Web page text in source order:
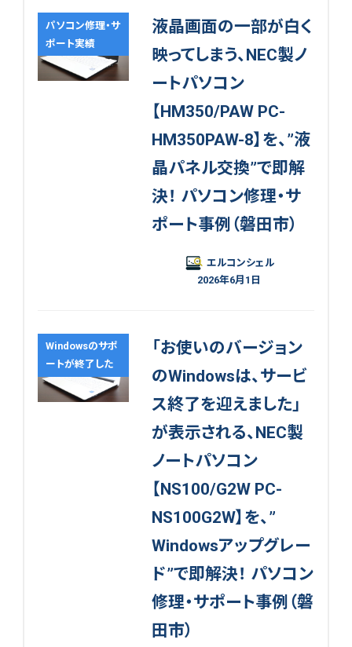
パソコン修理・サ
ポート実績
液晶画面の一部が白く
映ってしまう、NEC製ノ
ートパソコン
【HM350/PAW PC-
HM350PAW-8】を、”液
晶パネル交換”で即解
決！ パソコン修理・サ
ポート事例（磐田市）
エルコンシェル
2026年6月1日
Windowsのサポ
ートが終了した
「お使いのバージョン
のWindowsは、サービ
ス終了を迎えました」
が表示される、NEC製
ノートパソコン
【NS100/G2W PC-
NS100G2W】を、”
Windowsアップグレー
ド”で即解決！ パソコン
修理・サポート事例（磐
田市）